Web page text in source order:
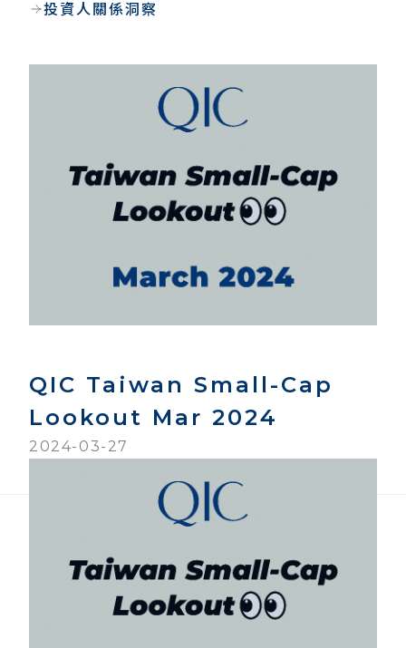
投資人關係洞察
QIC Taiwan Small-Cap
Lookout Mar 2024
2024-03-27